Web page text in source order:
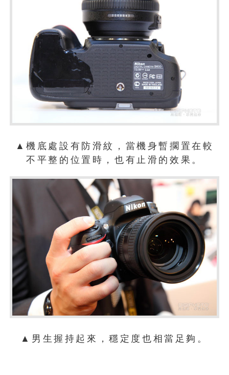
▲機底處設有防滑紋，當機身暫擱置在較
不平整的位置時，也有止滑的效果。
▲男生握持起來，穩定度也相當足夠。